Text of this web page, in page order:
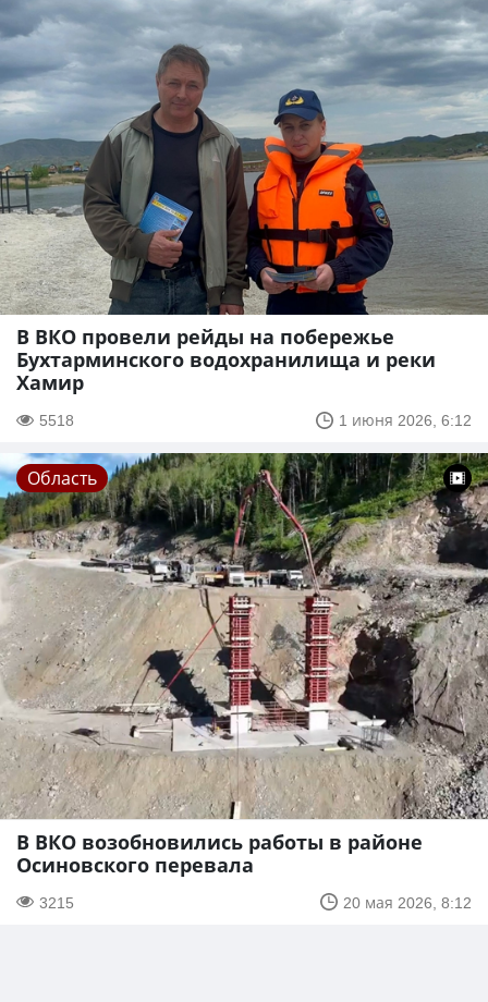
В ВКО провели рейды на побережье
Бухтарминского водохранилища и реки
Хамир
5518 1 июня 2026, 6:12
Область
В ВКО возобновились работы в районе
Осиновского перевала
3215 20 мая 2026, 8:12